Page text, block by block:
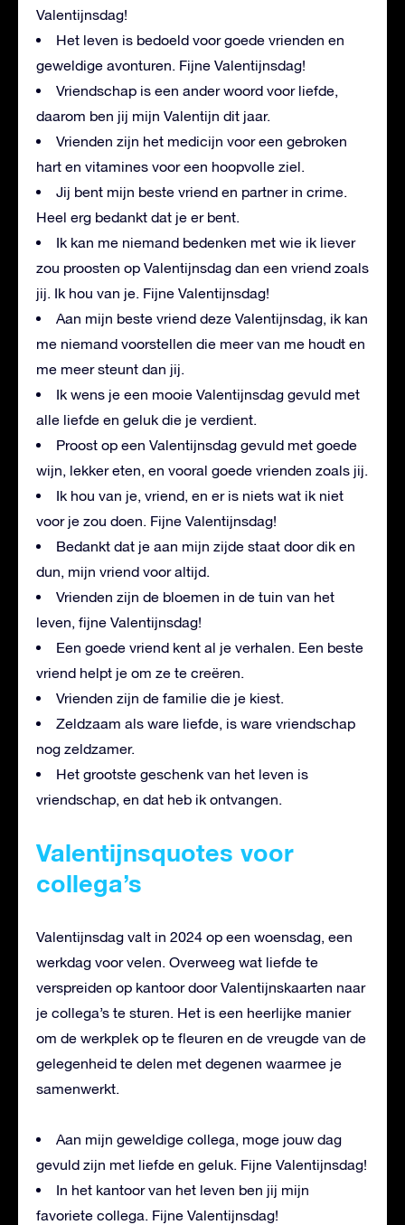
Valentijnsdag!
Het leven is bedoeld voor goede vrienden en
geweldige avonturen. Fijne Valentijnsdag!
Vriendschap is een ander woord voor liefde,
daarom ben jij mijn Valentijn dit jaar.
Vrienden zijn het medicijn voor een gebroken
hart en vitamines voor een hoopvolle ziel.
Jij bent mijn beste vriend en partner in crime.
Heel erg bedankt dat je er bent.
Ik kan me niemand bedenken met wie ik liever
zou proosten op Valentijnsdag dan een vriend zoals
jij. Ik hou van je. Fijne Valentijnsdag!
Aan mijn beste vriend deze Valentijnsdag, ik kan
me niemand voorstellen die meer van me houdt en
me meer steunt dan jij.
Ik wens je een mooie Valentijnsdag gevuld met
alle liefde en geluk die je verdient.
Proost op een Valentijnsdag gevuld met goede
wijn, lekker eten, en vooral goede vrienden zoals jij.
Ik hou van je, vriend, en er is niets wat ik niet
voor je zou doen. Fijne Valentijnsdag!
Bedankt dat je aan mijn zijde staat door dik en
dun, mijn vriend voor altijd.
Vrienden zijn de bloemen in de tuin van het
leven, fijne Valentijnsdag!
Een goede vriend kent al je verhalen. Een beste
vriend helpt je om ze te creëren.
Vrienden zijn de familie die je kiest.
Zeldzaam als ware liefde, is ware vriendschap
nog zeldzamer.
Het grootste geschenk van het leven is
vriendschap, en dat heb ik ontvangen.
Valentijnsquotes voor
collega’s
Valentijnsdag valt in 2024 op een woensdag, een
werkdag voor velen. Overweeg wat liefde te
verspreiden op kantoor door Valentijnskaarten naar
je collega’s te sturen. Het is een heerlijke manier
om de werkplek op te fleuren en de vreugde van de
gelegenheid te delen met degenen waarmee je
samenwerkt.
Aan mijn geweldige collega, moge jouw dag
gevuld zijn met liefde en geluk. Fijne Valentijnsdag!
In het kantoor van het leven ben jij mijn
favoriete collega. Fijne Valentijnsdag!